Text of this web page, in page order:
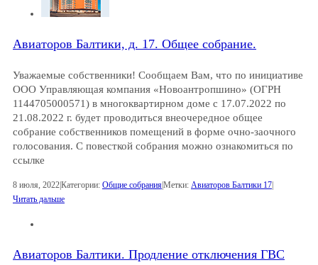
Авиаторов Балтики, д. 17. Общее собрание.
Уважаемые собственники! Сообщаем Вам, что по инициативе
ООО Управляющая компания «Новоантропшино» (ОГРН
1144705000571) в многоквартирном доме с 17.07.2022 по
21.08.2022 г. будет проводиться внеочередное общее
собрание собственников помещений в форме очно-заочного
голосования. С повесткой собрания можно ознакомиться по
ссылке
8 июля, 2022|Категории: Общие собрания|Метки: Авиаторов Балтики 17|
Читать дальше
Авиаторов Балтики. Продление отключения ГВС